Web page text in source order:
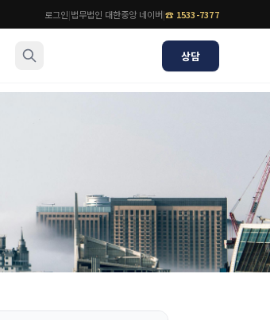
로그인|법무법인 대한중앙 네이버|☎ 1533-7377
상담
법률 블로그
법률서식
뉴스레터/브로슈어